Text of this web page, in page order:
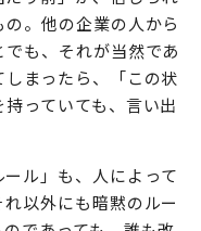
り前」が、信じられ
。他の企業の人から
も、それが当然であ
まったら、「この状
持っていても、言い出